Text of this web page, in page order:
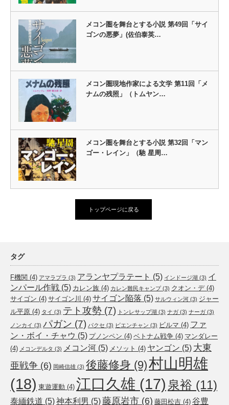
メコン圏を舞台とする小説 第49回「サイ
ゴンの悪夢」(佐伯泰英…
メコン圏現地作家による文学 第11回「メ
ナムの残照」（トムヤン…
メコン圏を舞台とする小説 第32回「マン
ゴー・レイン」（馳 星周…
トップページに戻る
タグ
F機関 (4) アマラプラ (3) アランヤプラテート (5) インドージ湖 (3) イ
ンパール作戦 (5) カレン族 (4) カレン難民キャンプ(3) クオン・デ(4)
サイゴン (4) サイゴン川 (4) サイゴン陥落 (5) サルウィン河 (3) ジャー
ル平原 (4) タイ (3) テト攻勢 (7) トンレサップ湖 (3) ナガ (3) ナーガ (3)
ノンカイ (3) パガン (7) パクセ (3) ビエンチャン (3) ビルマ (4) ファ
ン・ボイ・チャウ (5) プノンペン (4) ベトナム戦争 (4) マンダレー
(4) メコンデルタ (3) メコン河 (5) メソット (4) ヤンゴン (5) 大東
亜戦争 (6) 岡崎信雄 (3) 後藤修身 (9)村山明雄
(18) 東遊運動 (4) 江口久雄 (17) 泉裕 (11)
泰緬鉄道 (5)神本利男 (5)藤原岩市 (6) 藤田松吉 (4) 谷豊